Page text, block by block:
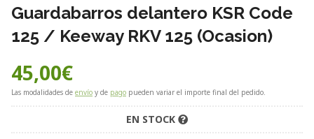
Guardabarros delantero KSR Code
125 / Keeway RKV 125 (Ocasion)
45,00€
Las modalidades de envío y de pago pueden variar el importe final del pedido.
EN STOCK